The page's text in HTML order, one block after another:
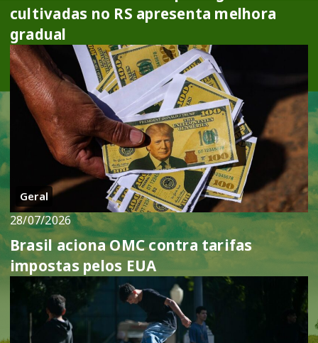
cultivadas no RS apresenta melhora
gradual
Geral
28/07/2026
Brasil aciona OMC contra tarifas
impostas pelos EUA